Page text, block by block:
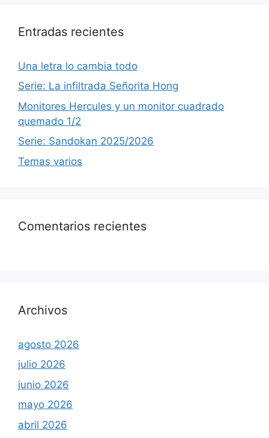
Entradas recientes
Una letra lo cambia todo
Serie: La infiltrada Señorita Hong
Monitores Hercules y un monitor cuadrado
quemado 1/2
Serie: Sandokan 2025/2026
Temas varios
Comentarios recientes
Archivos
agosto 2026
julio 2026
junio 2026
mayo 2026
abril 2026